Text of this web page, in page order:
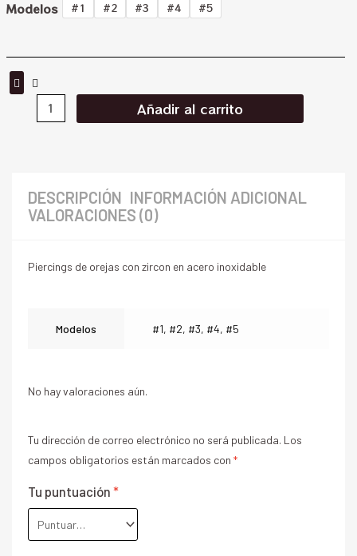
Modelos #1 #2 #3 #4 #5
Añadir al carrito
DESCRIPCIÓN INFORMACIÓN ADICIONAL
VALORACIONES (0)
Piercings de orejas con zircon en acero inoxidable
Modelos #1, #2, #3, #4, #5
No hay valoraciones aún.
Tu dirección de correo electrónico no será publicada. Los
campos obligatorios están marcados con *
Tu puntuación *